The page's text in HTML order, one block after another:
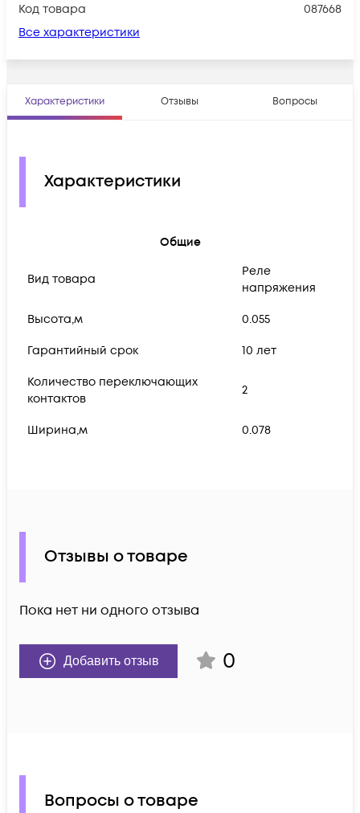
Код товара
087668
Все характеристики
Характеристики Отзывы Вопросы
Характеристики
Общие
Вид товара
Реле
напряжения
Высота,м 0.055
Гарантийный срок 10 лет
Количество переключающих
контактов
2
Ширина,м 0.078
Отзывы о товаре
Пока нет ни одного отзыва
Добавить отзыв 0
Вопросы о товаре